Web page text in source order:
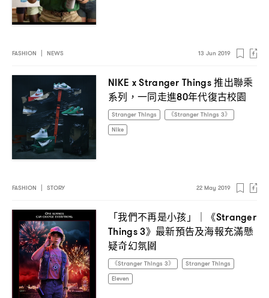
FASHION | NEWS 13 Jun 2019
NIKE x Stranger Things推出聯乘
系列 ， 一同走進80年代復古校園
Stranger Things
《Stranger Things 3》
Nike
FASHION | STORY 22 May 2019
「我們不再是小孩」 ｜ 《Stranger
Things 3》最新預告及海報充滿懸
疑奇幻氛圍
《Stranger Things 3》
Stranger Things
Eleven